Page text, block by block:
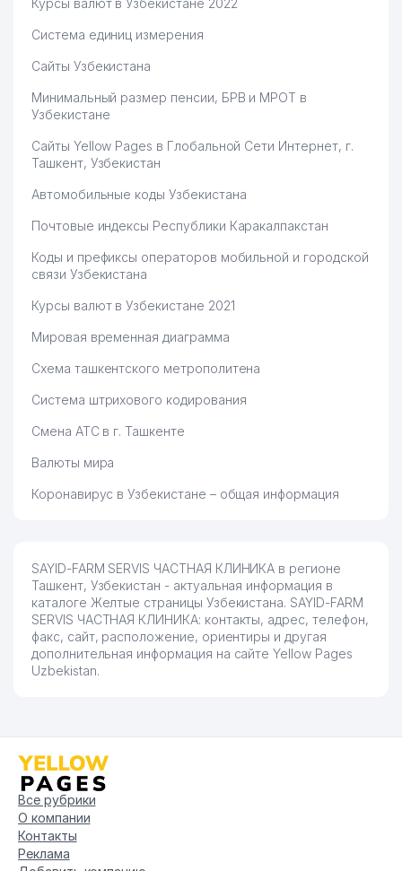
Курсы валют в Узбекистане 2022
Система единиц измерения
Сайты Узбекистана
Минимальный размер пенсии, БРВ и МРОТ в
Узбекистане
Сайты Yellow Pages в Глобальной Сети Интернет, г.
Ташкент, Узбекистан
Автомобильные коды Узбекистана
Почтовые индексы Республики Каракалпакстан
Коды и префиксы операторов мобильной и городской
связи Узбекистана
Курсы валют в Узбекистане 2021
Мировая временная диаграмма
Схема ташкентского метрополитена
Система штрихового кодирования
Смена АТС в г. Ташкенте
Валюты мира
Коронавирус в Узбекистане – общая информация
SAYID-FARM SERVIS ЧАСТНАЯ КЛИНИКА в регионе
Ташкент, Узбекистан - актуальная информация в
каталоге Желтые страницы Узбекистана. SAYID-FARM
SERVIS ЧАСТНАЯ КЛИНИКА: контакты, адрес, телефон,
факс, сайт, расположение, ориентиры и другая
дополнительная информация на сайте Yellow Pages
Uzbekistan.
Все рубрики
О компании
Контакты
Реклама